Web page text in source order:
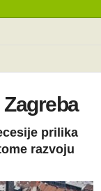
prilika
razvoju